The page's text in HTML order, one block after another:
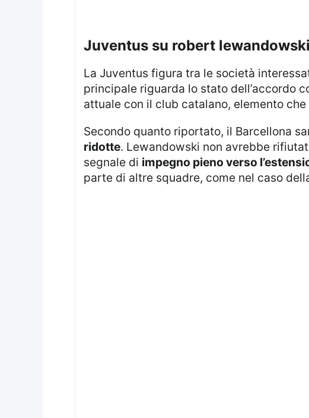
juventus su robert
La Juventus figura tra le società
principale riguarda lo stato dell’accordo
attuale con il club catalano, elemento
Secondo quanto riportato, il Barcellona
ridotte. Lewandowski non avrebbe
segnale di impegno pieno verso
parte di altre squadre, come nel caso